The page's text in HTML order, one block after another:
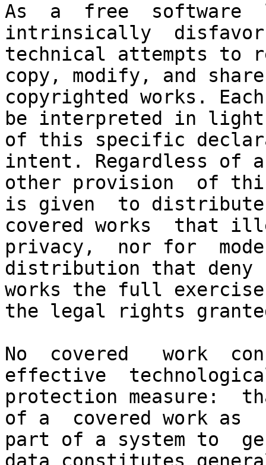
As  a  free  software
intrinsically
technical attempts to
copy, modify, and share
copyrighted works.
be interpreted in light
of this specific
intent. Regardless of
other provision  of
is given  to distribute
covered works  that
privacy,  nor for
distribution that deny
works the full
the legal rights
No  covered   work
effective
protection measure:
of a  covered work as
part of a system to